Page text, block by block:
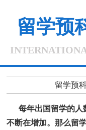
留学预
留学预
每年出国留学的人
不断在增加。那么留